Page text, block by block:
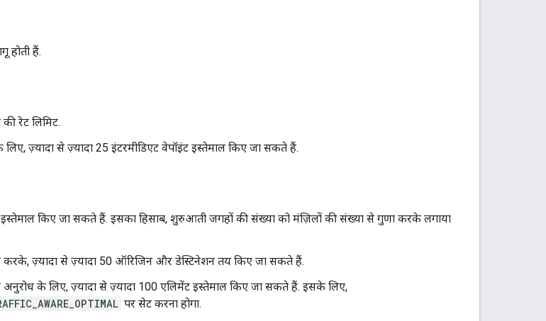
होती हैं.
रेट लिमिट.
ज़्यादा से ज़्यादा 25 इंटरमीडिएट वेपॉइंट इस्तेमाल किए जा सकते हैं.
इस्तेमाल किए जा सकते हैं. इसका हिसाब, शुरुआती जगहों की संख्या को मंज़िलों की संख्या से गुणा करके लगाया
करके, ज़्यादा से ज़्यादा 50 ऑरिजिन और डेस्टिनेशन तय किए जा सकते हैं.
के लिए, ज़्यादा से ज़्यादा 100 एलिमेंट इस्तेमाल किए जा सकते हैं. इसके लिए,
पर सेट करना होगा.